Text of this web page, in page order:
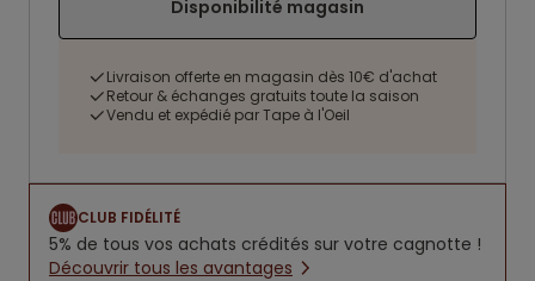
Disponibilité magasin
Livraison offerte en magasin dès 10€ d'achat
Retour & échanges gratuits toute la saison
Vendu et expédié par Tape à l'Oeil
CLUB FIDÉLITÉ
5% de tous vos achats crédités sur votre cagnotte !
Découvrir tous les avantages